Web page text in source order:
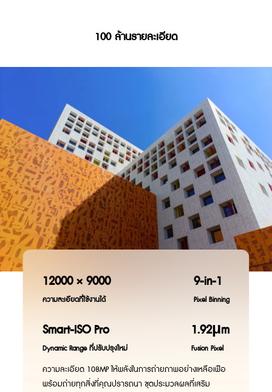
100 ล้านรายละเอียด
12000 × 9000
ความละเอียดที่ใช้งานได้
9-in-1
Pixel Binning
1.92μm
Fusion Pixel
Smart-ISO Pro
Dynamic Range ที่ปรับปรุงใหม่
ความละเอียด 108MP ให้พลังในการถ่ายภาพอย่างเหลือเฟือ
พร้อมถ่ายทุกสิ่งที่คุณปรารถนา ชุดประมวลผลที่เสริม